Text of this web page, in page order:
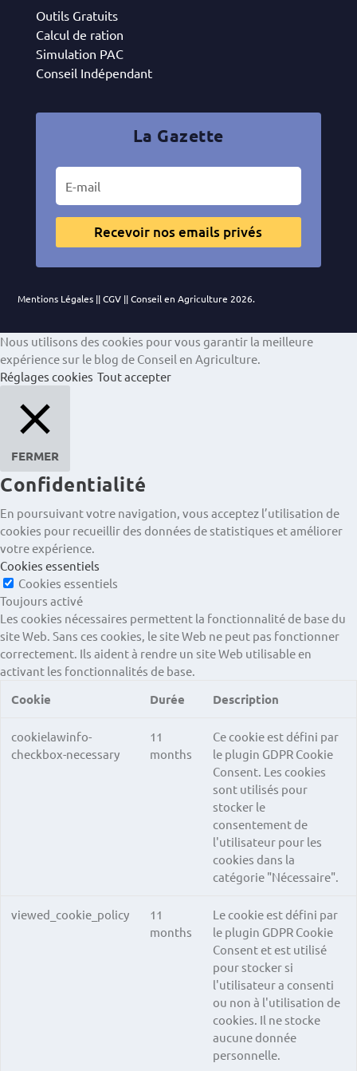
Outils Gratuits
Calcul de ration
Simulation PAC
Conseil Indépendant
La Gazette
Recevoir nos emails privés
Mentions Légales ||CGV || Conseil en Agriculture 2026.
Nous utilisons des cookies pour vous garantir la meilleure
expérience sur le blog de Conseil en Agriculture.
Réglages cookies Tout accepter
FERMER
Confidentialité
En poursuivant votre navigation, vous acceptez l’utilisation de
cookies pour recueillir des données de statistiques et améliorer
votre expérience.
Cookies essentiels
Cookies essentiels
Toujours activé
Les cookies nécessaires permettent la fonctionnalité de base du
site Web. Sans ces cookies, le site Web ne peut pas fonctionner
correctement. Ils aident à rendre un site Web utilisable en
activant les fonctionnalités de base.
Cookie Durée Description
cookielawinfo-
checkbox-necessary
11
months
Ce cookie est défini par
le plugin GDPR Cookie
Consent. Les cookies
sont utilisés pour
stocker le
consentement de
l'utilisateur pour les
cookies dans la
catégorie "Nécessaire".
viewed_cookie_policy
11
months
Le cookie est défini par
le plugin GDPR Cookie
Consent et est utilisé
pour stocker si
l'utilisateur a consenti
ou non à l'utilisation de
cookies. Il ne stocke
aucune donnée
personnelle.